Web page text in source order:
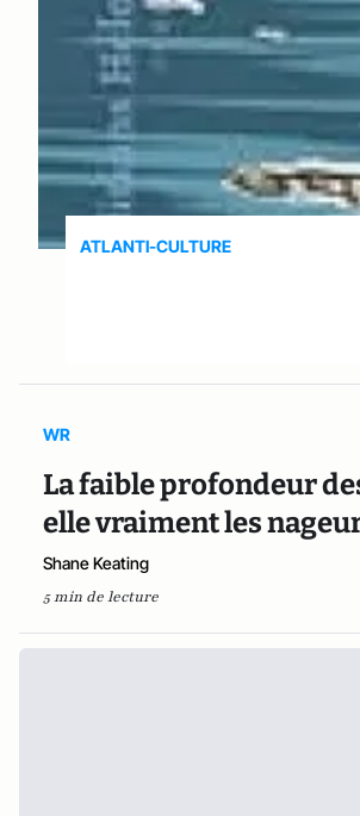
ATLANTI-CULTURE
WR
La faible profondeur
elle vraiment les
Shane Keating
5 min de lecture